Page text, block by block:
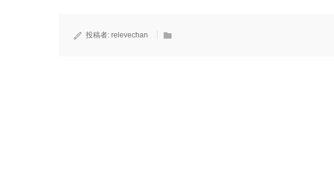
投稿者: relevechan